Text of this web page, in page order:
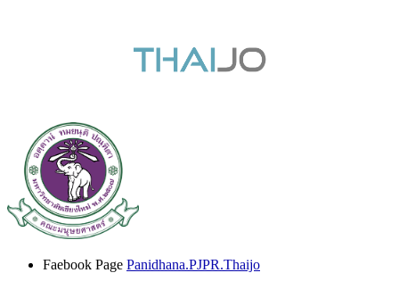
Faebook Page Panidhana.PJPR.Thaijo